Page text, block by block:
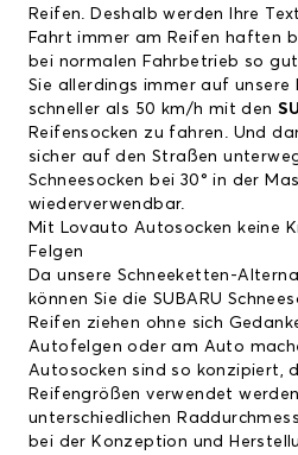
Reifen. Deshalb werden Ihre
Fahrt immer am Reifen haften
bei normalen Fahrbetrieb so
Sie allerdings immer auf unsere
schneller als 50 km/h mit den
Reifensocken zu fahren. Und
sicher auf den Straßen
Schneesocken bei 30° in der
wiederverwendbar.
Mit Lovauto Autosocken keine
Felgen
Da unsere Schneeketten-
können Sie dieSUBARU
Reifen ziehen ohne sich
Autofelgen oder am Auto
Autosocken sind so konzipiert,
Reifengrößen verwendet
unterschiedlichen
bei der Konzeption und